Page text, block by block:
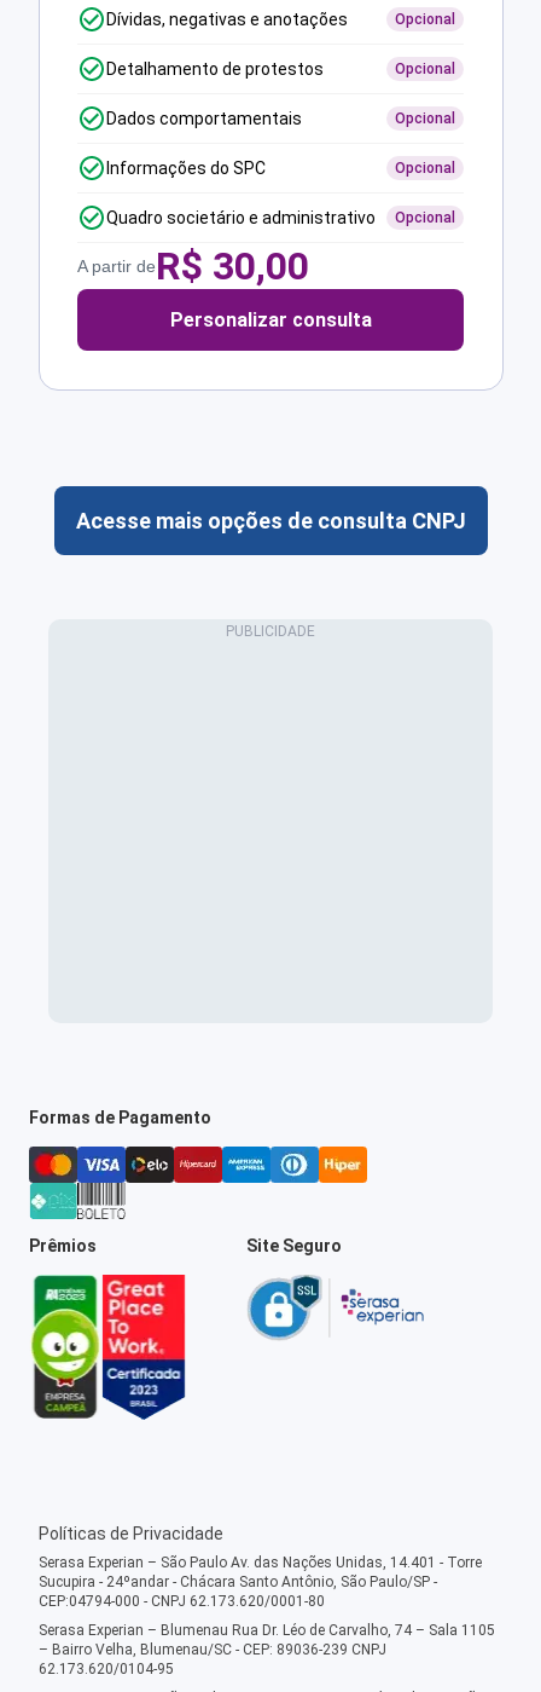
Dívidas, negativas e anotações Opcional
Detalhamento de protestos Opcional
Dados comportamentais Opcional
Informações do SPC Opcional
Quadro societário e administrativo Opcional
A partir deR$ 30,00
Personalizar consulta
Acesse mais opções de consulta CNPJ
Formas de Pagamento
Prêmios Site Seguro
Políticas de Privacidade
Serasa Experian – São Paulo Av. das Nações Unidas, 14.401 - Torre
Sucupira - 24ºandar - Chácara Santo Antônio, São Paulo/SP -
CEP:04794-000 - CNPJ 62.173.620/0001-80
Serasa Experian – Blumenau Rua Dr. Léo de Carvalho, 74 – Sala 1105
– Bairro Velha, Blumenau/SC - CEP: 89036-239 CNPJ
62.173.620/0104-95